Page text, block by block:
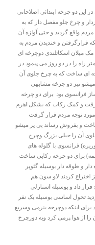
در این دو چرخه ابتدائی اصلاحاتی
و چرخ جلو مفصل دار که به
واقع گردید و حتی آوازه آن
قرارگرفتن و خندیدن مردم به
این وسیله ازآن روی گردان شدند درسا ل 1842 مک میلان اسکاتلندی دوچرخه ای
قبلی کاملتر بود و70 کیلومتر راه را در دو روز می پیمود در
ای ساخت که به چرخ جلوی آن
نیز دو چرخه مشابهی
ساز فرانسوی بود برای دو چرخه
و کمک رکاب که بشکل اهرم
توجه مردم قرار گرفت
400 دستگاه ان را ساخت و بفروش رساند پی یر میشو
آن را خیلی بزرگ وچرخ
می ساخت در سال 1869 (سوریره) فرانسوی با گلوله های
برای دو چرخه رکابی ساخت
و طوقه دار بوسیله گئوپر
اختراع کردند لاو سون هم
قرار داد و بوسیله استارلی
تحول اساسی بوسیله یک نفر
برای اینکه دوچرخه بنرمی وسریع
از هوا پرمی کرد وبه دورچرخ